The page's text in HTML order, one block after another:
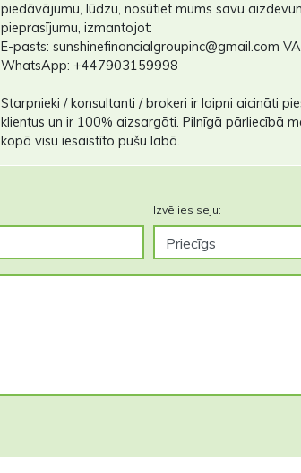
piedāvājumu, lūdzu, nosūtiet mums savu
pieprasījumu, izmantojot:
E-pasts: sunshinefinancialgroupinc@gmail.com
WhatsApp: +447903159998
Starpnieki / konsultanti / brokeri ir laipni aicināti
klientus un ir 100% aizsargāti. Pilnīgā pārliecībā
kopā visu iesaistīto pušu labā.
Izvēlies seju: